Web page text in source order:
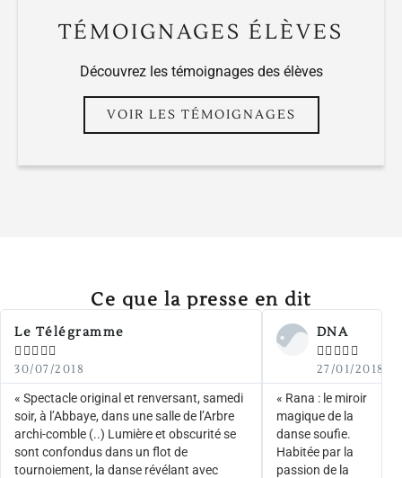
TÉMOIGNAGES ÉLÈVES
Découvrez les témoignages des élèves
VOIR LES TÉMOIGNAGES
Ce que la presse en dit
Le Télégramme
  
30/07/2018
« Spectacle original et renversant, samedi
soir, à l’Abbaye, dans une salle de l’Arbre
archi-comble (..) Lumière et obscurité se
sont confondus dans un flot de
tournoiement, la danse révélant avec
DNA
  
27/01/2018
« Rana : le miroir
magique de la
danse soufie. ​
Habitée par la
passion de la